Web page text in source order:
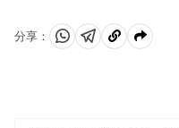
分享：
分 分 複